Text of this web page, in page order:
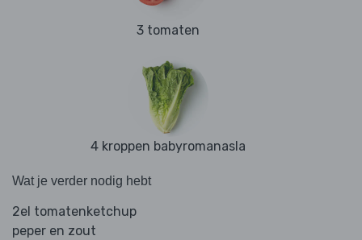
3 tomaten
4 kroppen babyromanasla
Wat je verder nodig hebt
2el tomatenketchup
peper en zout